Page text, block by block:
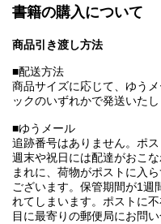
書籍の購入について
商品引き渡し方法
■配送方法
商品サイズに応じて、ゆう
ックのいずれかで発送いたし
■ゆうメール
追跡番号はありません。ポス
週末や祝日には配達がおこな
まれに、荷物がポストに入
ございます。保管期間が1週
れてしまいます。ポストに
目に最寄りの郵便局にお問い